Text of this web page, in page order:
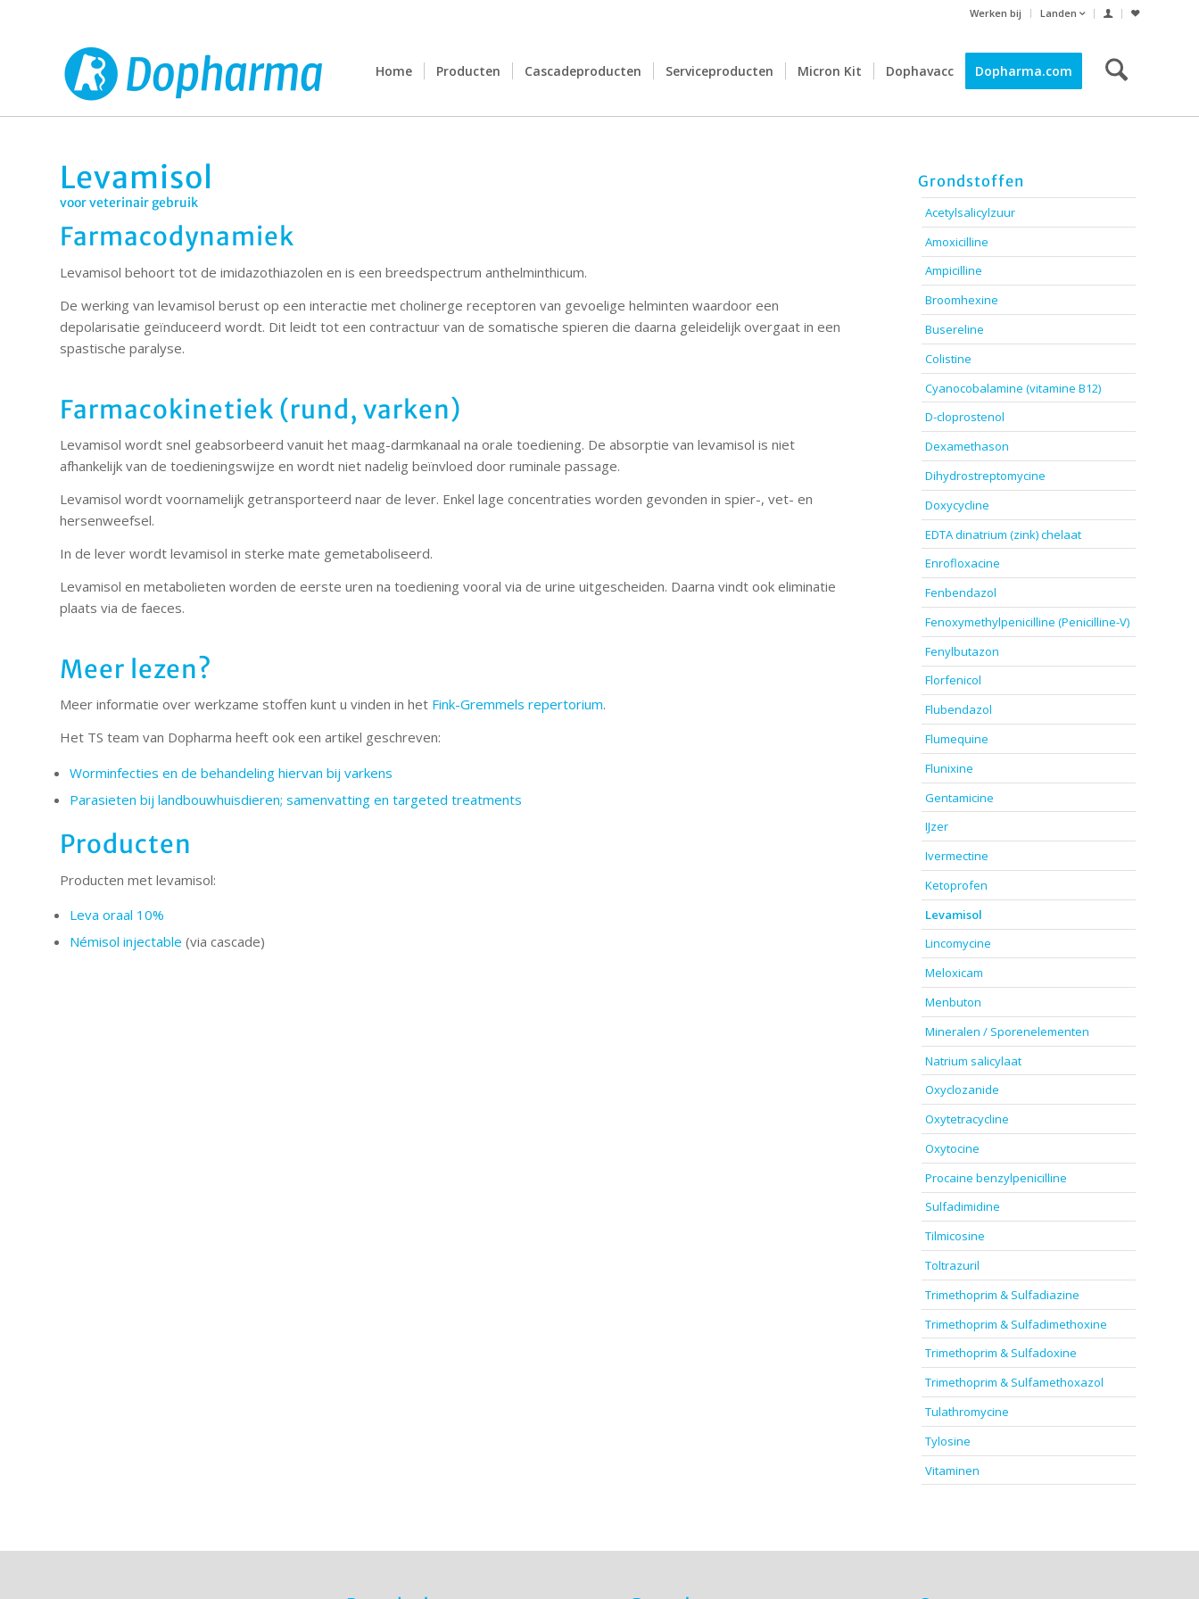
Werken bij Landen
Home Producten Cascadeproducten Serviceproducten Micron Kit Dophavacc Dopharma.com
Levamisol
voor veterinair gebruik
Farmacodynamiek
Levamisol behoort tot de imidazothiazolen en is een breedspectrum anthelminthicum.
De werking van levamisol berust op een interactie met cholinerge receptoren van gevoelige helminten waardoor een
depolarisatie geïnduceerd wordt. Dit leidt tot een contractuur van de somatische spieren die daarna geleidelijk overgaat in een
spastische paralyse.
Farmacokinetiek (rund, varken)
Levamisol wordt snel geabsorbeerd vanuit het maag-darmkanaal na orale toediening. De absorptie van levamisol is niet
afhankelijk van de toedieningswijze en wordt niet nadelig beïnvloed door ruminale passage.
Levamisol wordt voornamelijk getransporteerd naar de lever. Enkel lage concentraties worden gevonden in spier-, vet- en
hersenweefsel.
In de lever wordt levamisol in sterke mate gemetaboliseerd.
Levamisol en metabolieten worden de eerste uren na toediening vooral via de urine uitgescheiden. Daarna vindt ook eliminatie
plaats via de faeces.
Meer lezen?
Meer informatie over werkzame stoffen kunt u vinden in het Fink-Gremmels repertorium.
Het TS team van Dopharma heeft ook een artikel geschreven:
Worminfecties en de behandeling hiervan bij varkens
Parasieten bij landbouwhuisdieren; samenvatting en targeted treatments
Producten
Producten met levamisol:
Leva oraal 10%
Némisol injectable (via cascade)
Grondstoffen
Acetylsalicylzuur
Amoxicilline
Ampicilline
Broomhexine
Busereline
Colistine
Cyanocobalamine (vitamine B12)
D-cloprostenol
Dexamethason
Dihydrostreptomycine
Doxycycline
EDTA dinatrium (zink) chelaat
Enrofloxacine
Fenbendazol
Fenoxymethylpenicilline (Penicilline-V)
Fenylbutazon
Florfenicol
Flubendazol
Flumequine
Flunixine
Gentamicine
IJzer
Ivermectine
Ketoprofen
Levamisol
Lincomycine
Meloxicam
Menbuton
Mineralen / Sporenelementen
Natrium salicylaat
Oxyclozanide
Oxytetracycline
Oxytocine
Procaine benzylpenicilline
Sulfadimidine
Tilmicosine
Toltrazuril
Trimethoprim & Sulfadiazine
Trimethoprim & Sulfadimethoxine
Trimethoprim & Sulfadoxine
Trimethoprim & Sulfamethoxazol
Tulathromycine
Tylosine
Vitaminen